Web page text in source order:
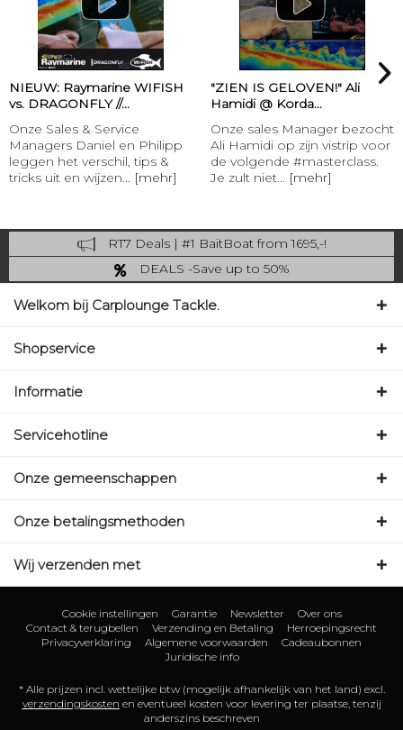
NIEUW: Raymarine WIFISH
vs. DRAGONFLY //...
Onze Sales & Service
Managers Daniel en Philipp
leggen het verschil, tips &
tricks uit en wijzen... [mehr]
"ZIEN IS GELOVEN!" Ali
Hamidi @ Korda...
Onze sales Manager bezocht
Ali Hamidi op zijn vistrip voor
de volgende #masterclass.
Je zult niet... [mehr]
RT7 Deals | #1 BaitBoat from 1695,-!
Catch more: upgrade your fishing now!
DEALS -Save up to 50%
Welkom bij Carplounge Tackle.
Shopservice
Informatie
Servicehotline
Onze gemeenschappen
Onze betalingsmethoden
Wij verzenden met
Cookie instellingen Garantie Newsletter
Over ons
Contact & terugbellen
Verzending en Betaling
Herroepingsrecht
Privacyverklaring
Algemene voorwaarden
Cadeaubonnen
Juridische info
* Alle prijzen incl. wettelijke btw (mogelijk afhankelijk van het land) excl.
verzendingskosten en eventueel kosten voor levering ter plaatse, tenzij
anderszins beschreven